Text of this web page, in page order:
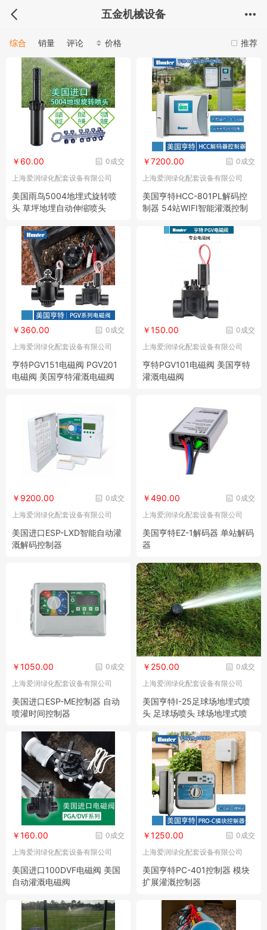
五金机械设备
推荐
综合 销量 评论 价格
0成交
￥60.00
上海爱润绿化配套设备有限公司
美国雨鸟5004地埋式旋转喷
头 草坪地埋自动伸缩喷头
0成交
￥7200.00
上海爱润绿化配套设备有限公司
美国亨特HCC-801PL解码控
制器 54站WIFI智能灌溉控制
0成交
￥360.00
上海爱润绿化配套设备有限公司
亨特PGV151电磁阀 PGV201
电磁阀 美国亨特灌溉电磁阀
0成交
￥150.00
上海爱润绿化配套设备有限公司
亨特PGV101电磁阀 美国亨特
灌溉电磁阀
0成交
￥9200.00
上海爱润绿化配套设备有限公司
美国进口ESP-LXD智能自动灌
溉解码控制器
0成交
￥490.00
上海爱润绿化配套设备有限公司
美国亨特EZ-1解码器 单站解码
器
0成交
￥1050.00
上海爱润绿化配套设备有限公司
美国进口ESP-ME控制器 自动
喷灌时间控制器
0成交
￥250.00
上海爱润绿化配套设备有限公司
美国亨特I-25足球场地埋式喷
头 足球场喷头 球场地埋式喷
0成交
￥160.00
上海爱润绿化配套设备有限公司
美国进口100DVF电磁阀 美国
自动灌溉电磁阀
0成交
￥1250.00
上海爱润绿化配套设备有限公司
美国亨特PC-401控制器 模块
扩展灌溉控制器